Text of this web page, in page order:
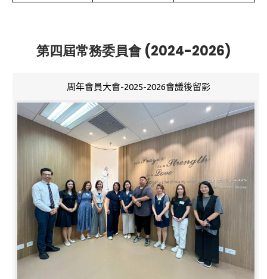
第四屆常務委員會 (2024-2026)
周年會員大會-2025-2026會議後留影